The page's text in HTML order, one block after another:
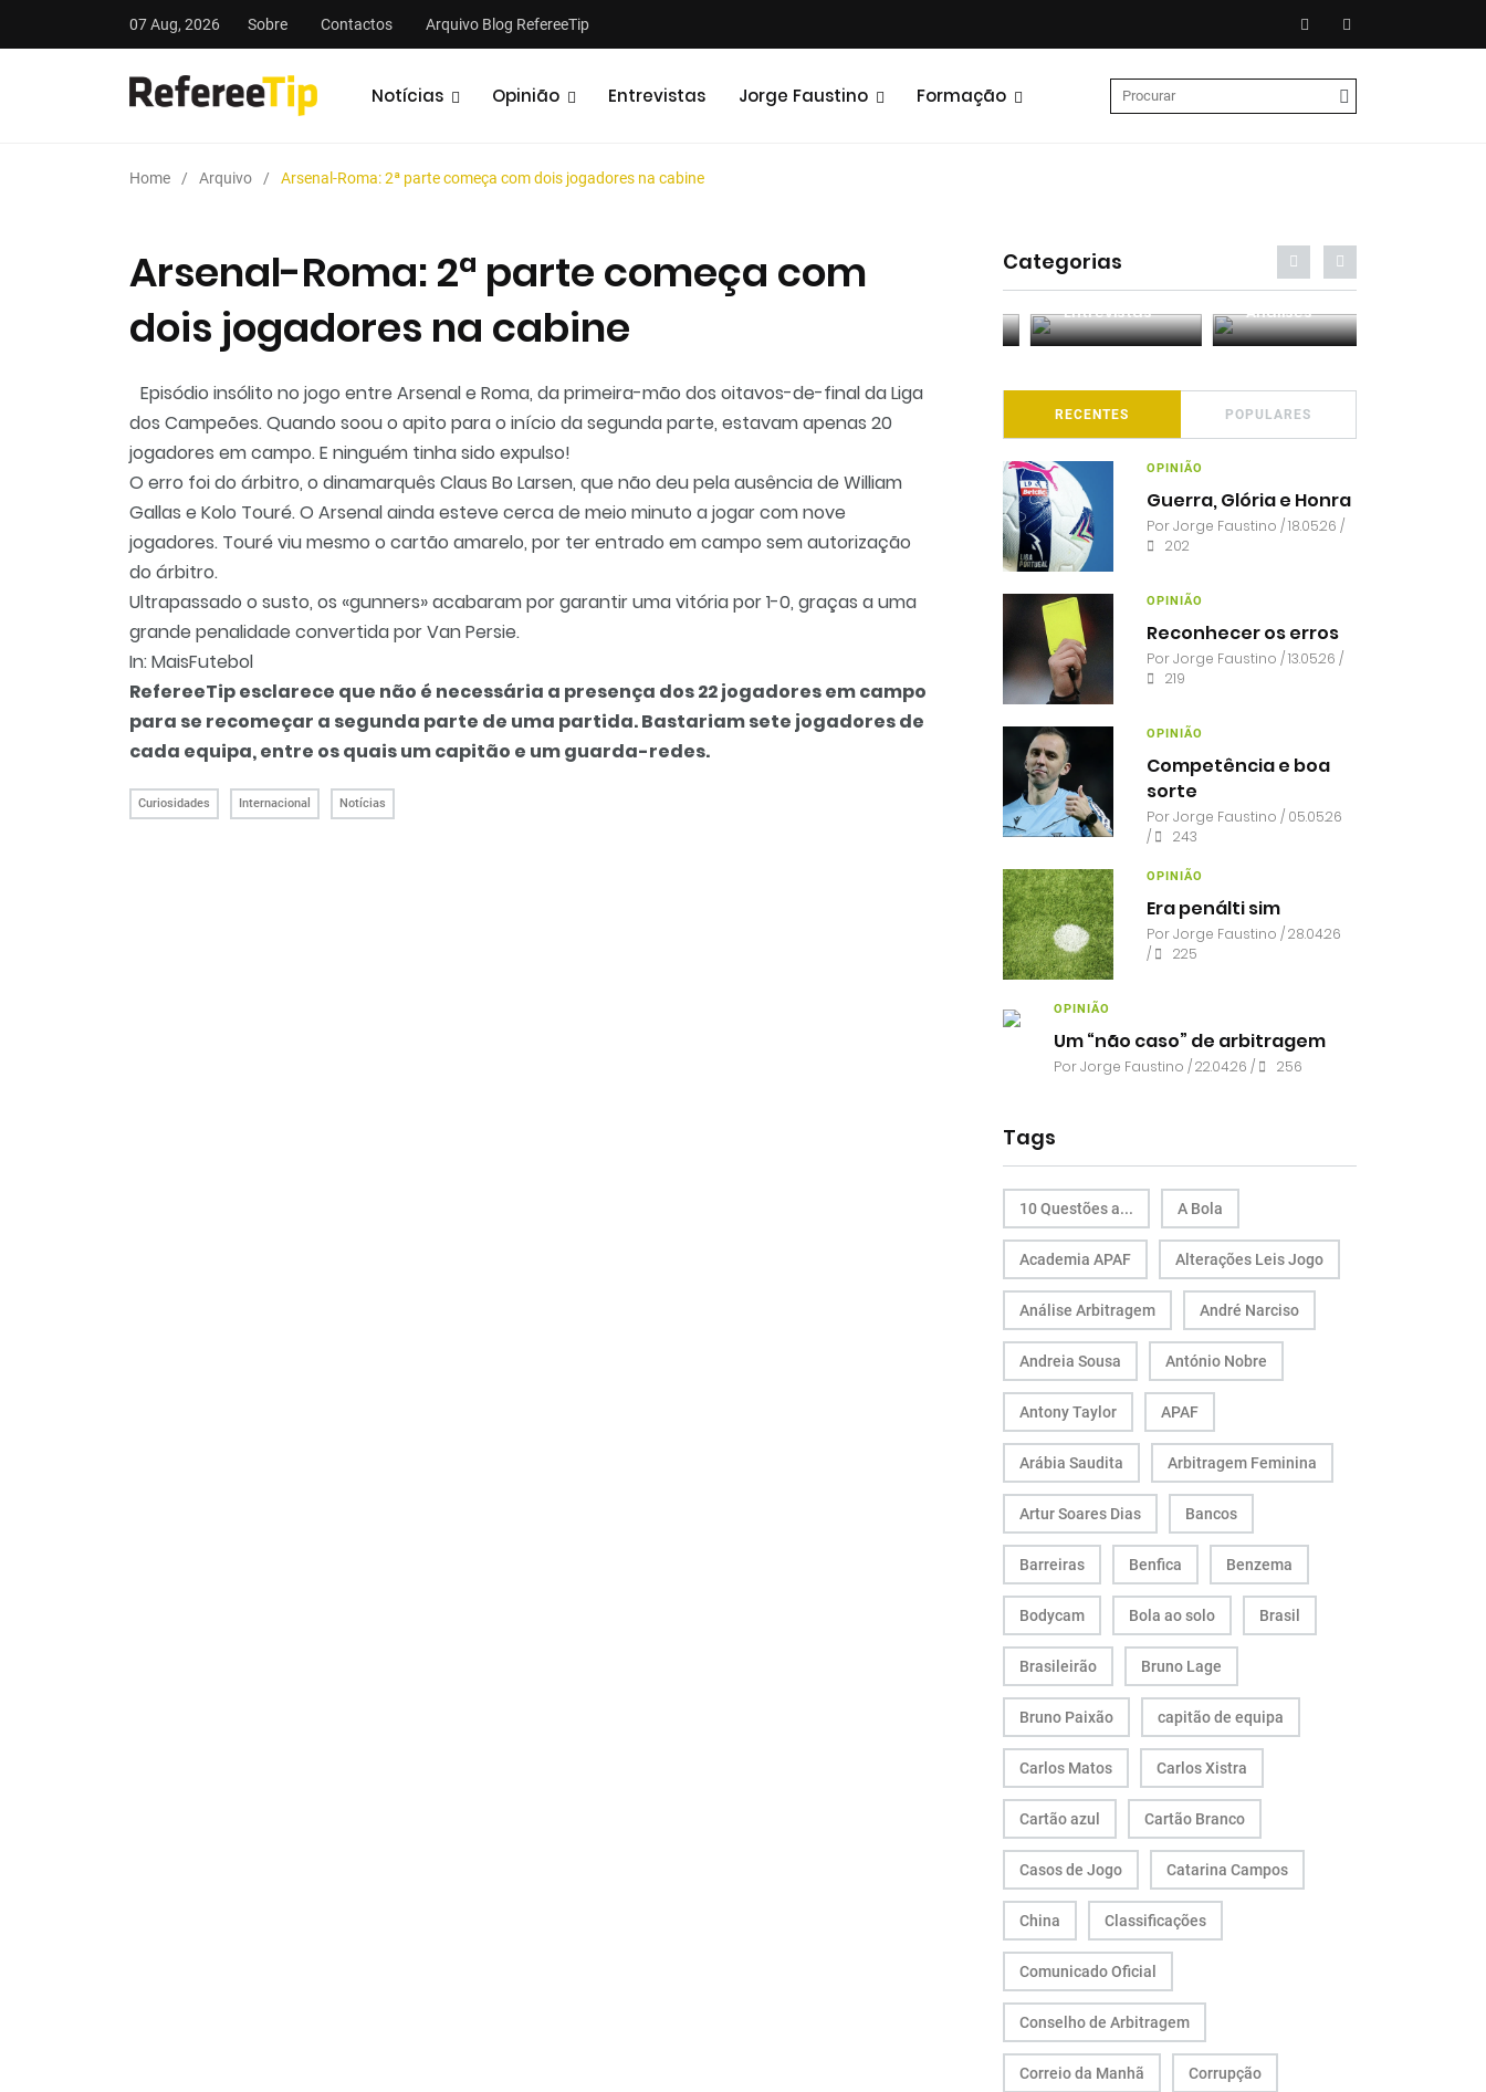
07 Aug, 2026 Sobre Contactos Arquivo Blog RefereeTip
Notícias Opinião Entrevistas Jorge Faustino Formação
Home Arquivo Arsenal-Roma: 2ª parte começa com dois jogadores na cabine
Arsenal-Roma: 2ª parte começa com
dois jogadores na cabine
Episódio insólito no jogo entre Arsenal e Roma, da primeira-mão dos oitavos-de-final da Liga
dos Campeões. Quando soou o apito para o início da segunda parte, estavam apenas 20
jogadores em campo. E ninguém tinha sido expulso!
O erro foi do árbitro, o dinamarquês Claus Bo Larsen, que não deu pela ausência de William
Gallas e Kolo Touré. O Arsenal ainda esteve cerca de meio minuto a jogar com nove
jogadores. Touré viu mesmo o cartão amarelo, por ter entrado em campo sem autorização
do árbitro.
Ultrapassado o susto, os «gunners» acabaram por garantir uma vitória por 1-0, graças a uma
grande penalidade convertida por Van Persie.
In: MaisFutebol
RefereeTip esclarece que não é necessária a presença dos 22 jogadores em campo
para se recomeçar a segunda parte de uma partida. Bastariam sete jogadores de
cada equipa, entre os quais um capitão e um guarda-redes.
Curiosidades Internacional Notícias
Categorias
Análises Podcasts Entrevistas Análises
RECENTES POPULARES
OPINIÃO
Guerra, Glória e Honra
PorJorge Faustino / 18.05.26 /
202
OPINIÃO
Reconhecer os erros
PorJorge Faustino / 13.05.26 /
219
OPINIÃO
Competência e boa
sorte
PorJorge Faustino / 05.05.26
/
243
OPINIÃO
Era penálti sim
PorJorge Faustino / 28.04.26
/
225
OPINIÃO
Um “não caso” de arbitragem
PorJorge Faustino / 22.04.26 / 256
Tags
10 Questões a... A Bola
Academia APAF Alterações Leis Jogo
Análise Arbitragem André Narciso
Andreia Sousa António Nobre
Antony Taylor APAF
Arábia Saudita Arbitragem Feminina
Artur Soares Dias Bancos
Barreiras Benfica Benzema
Bodycam Bola ao solo Brasil
Brasileirão Bruno Lage
Bruno Paixão capitão de equipa
Carlos Matos Carlos Xistra
Cartão azul Cartão Branco
Casos de Jogo Catarina Campos
China Classificações
Comunicado Oficial
Conselho de Arbitragem
Correio da Manhã Corrupção